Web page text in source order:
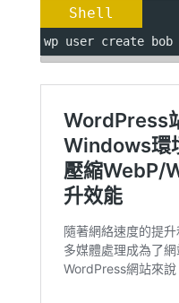
Shell
wp user create bob